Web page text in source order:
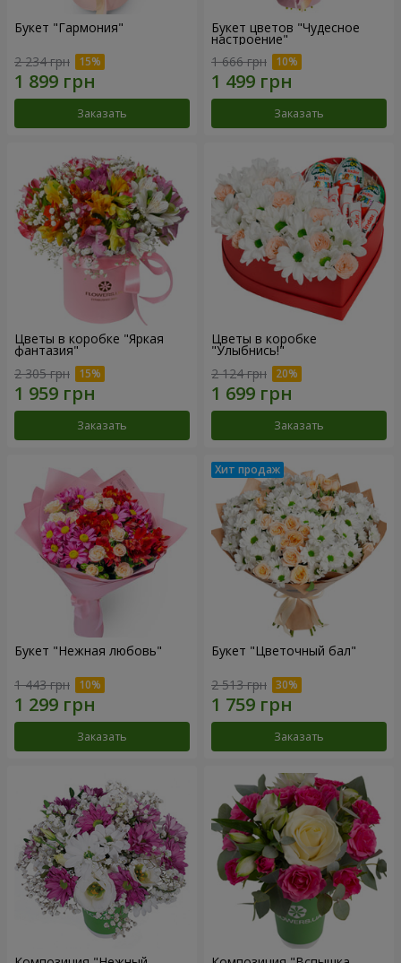
Букет "Гармония"
2 234 грн
Заказать
Букет цветов "Чудесное
настроение"
1 666 грн
Заказать
Цветы в коробке "Яркая
фантазия"
2 305 грн
Заказать
Цветы в коробке
"Улыбнись!"
2 124 грн
Заказать
Букет "Нежная любовь"
1 443 грн
Заказать
Букет "Цветочный бал"
2 513 грн
Заказать